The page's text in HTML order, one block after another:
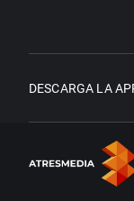
DESCARGA LA